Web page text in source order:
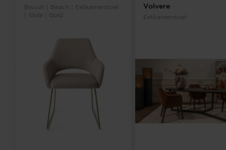
Biscuit | Beach | Eetkamerstoel
| Slide | Gold
Volvere
Eetkamerstoel